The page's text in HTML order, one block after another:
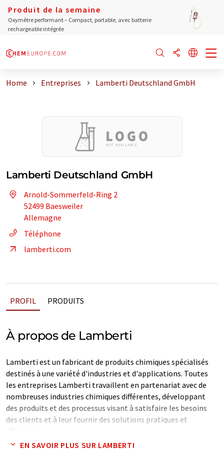
Produit de la semaine
Oxymètre performant – Compact, portable, avec batterie
rechargeable intégrée
Home Entreprises Lamberti Deutschland GmbH
Lamberti Deutschland GmbH
Arnold-Sommerfeld-Ring 2
52499 Baesweiler
Allemagne
Téléphone
lamberti.com
PROFIL PRODUITS
À propos de Lamberti
Lamberti est un fabricant de produits chimiques spécialisés
destinés à une variété d'industries et d'applications. Toutes
les entreprises Lamberti travaillent en partenariat avec de
nombreuses industries chimiques différentes, développant
des produits et des processus visant à satisfaire les besoins
des clients et à leur fournir des solutions pratiques et
EN SAVOIR PLUS SUR LAMBERTI